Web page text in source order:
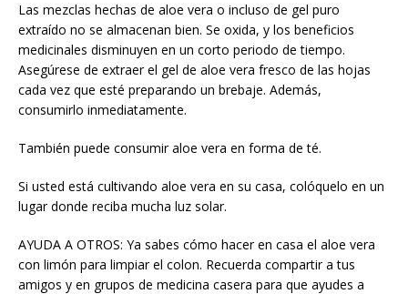
Las mezclas hechas de aloe vera o incluso de gel puro
extraído no se almacenan bien. Se oxida, y los beneficios
medicinales disminuyen en un corto periodo de tiempo.
Asegúrese de extraer el gel de aloe vera fresco de las hojas
cada vez que esté preparando un brebaje. Además,
consumirlo inmediatamente.
También puede consumir aloe vera en forma de té.
Si usted está cultivando aloe vera en su casa, colóquelo en un
lugar donde reciba mucha luz solar.
AYUDA A OTROS: Ya sabes cómo hacer en casa el aloe vera
con limón para limpiar el colon. Recuerda compartir a tus
amigos y en grupos de medicina casera para que ayudes a